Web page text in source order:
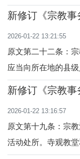
并报该场所的登记
民主管理，重大事
发挥宗教教职人员
新修订《宗教
2026-01-22 13:21:55
原文第二十二条：
应当向所在地的县
人民政府宗教事务
符合条件的予以登
本条是对宗教活动
新修订《宗教
2026-01-22 13:16:57
原文第十九条：宗
活动处所。寺观教